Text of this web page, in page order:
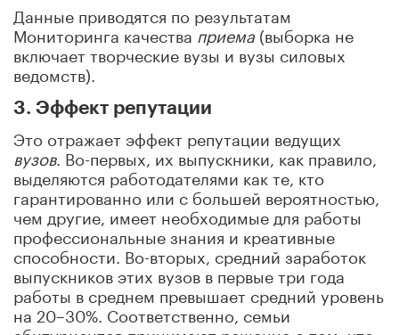
Данные приводятся по результатам
Мониторинга качестваприема (выборка не
включает творческие вузы и вузы силовых
ведомств).
3. Эффект репутации
Это отражает эффект репутации ведущих
вузов. Во-первых, их выпускники, как правило,
выделяются работодателями как те, кто
гарантированно или с большей вероятностью,
чем другие, имеет необходимые для работы
профессиональные знания и креативные
способности. Во-вторых, средний заработок
выпускников этих вузов в первые три года
работы в среднем превышает средний уровень
на 20–30%. Соответственно, семьи